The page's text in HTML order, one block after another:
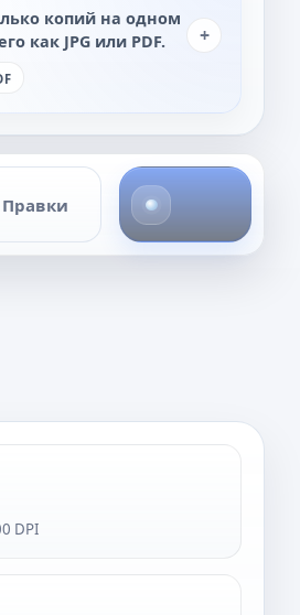
копий на одном
как JPG или PDF.
+
Правки
о
DPI